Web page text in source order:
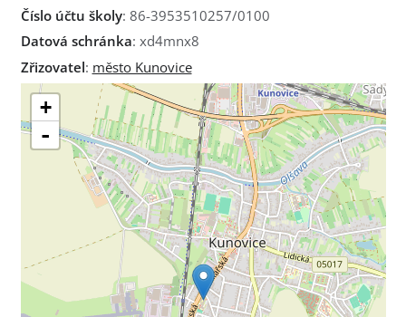
Číslo účtu školy: 86-3953510257/0100
Datová schránka: xd4mnx8
Zřizovatel: město Kunovice
+
-